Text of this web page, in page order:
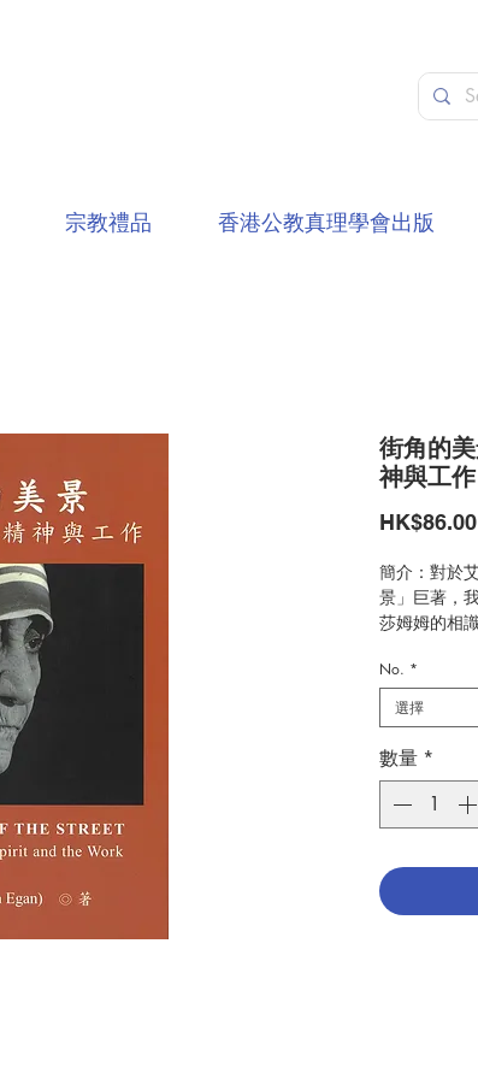
街角的
神與工作
HK$86.00
簡介：對於
景」巨著，
莎姆姆的相
姆姆在繁忙
熱衷於每分
她是一位凡
生活的甜、
活聖人！是
的神秘者」
都有神秘者
mystic of
No. *
選擇
數量 *
宗教禮品 香港公教真理學會出版